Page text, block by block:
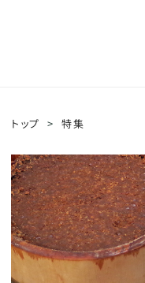
トップ > 特集